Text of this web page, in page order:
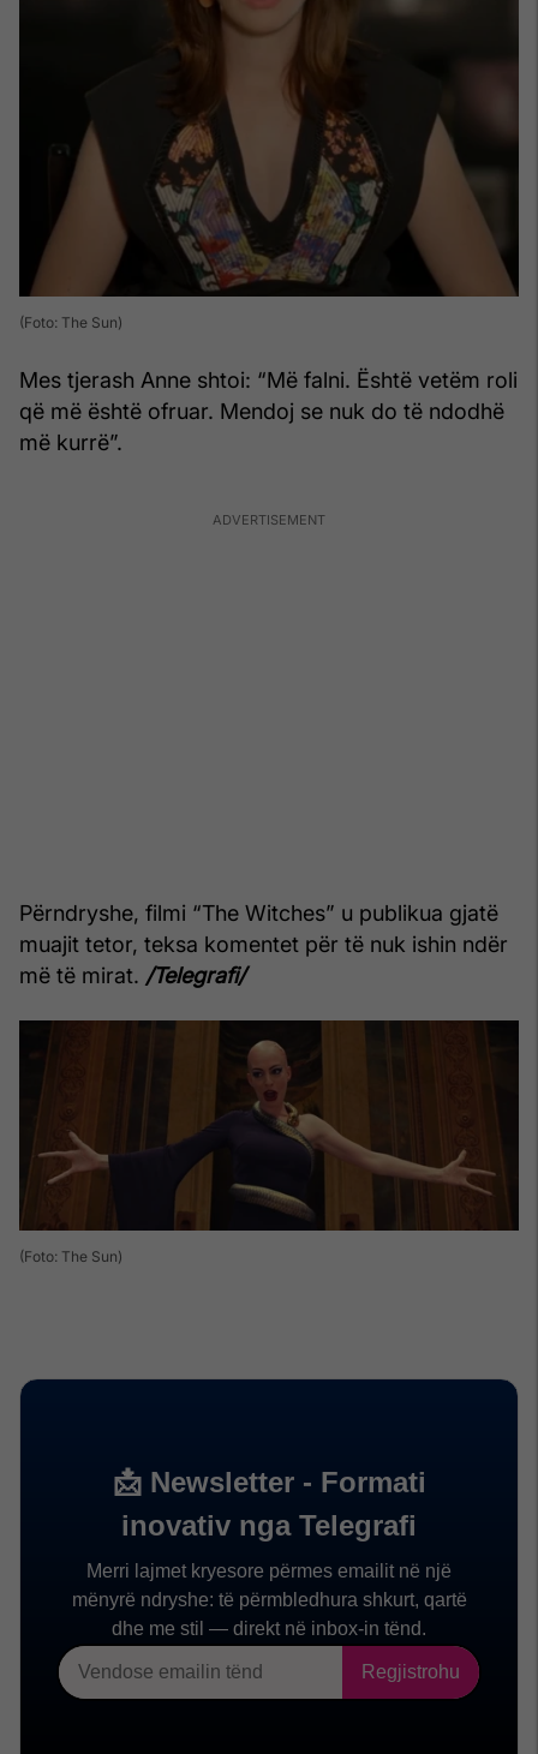
(Foto: The Sun)
Mes tjerash Anne shtoi: “Më falni. Është vetëm roli
që më është ofruar. Mendoj se nuk do të ndodhë
më kurrë”.
Përndryshe, filmi “The Witches” u publikua gjatë
muajit tetor, teksa komentet për të nuk ishin ndër
më të mirat. /Telegrafi/
(Foto: The Sun)